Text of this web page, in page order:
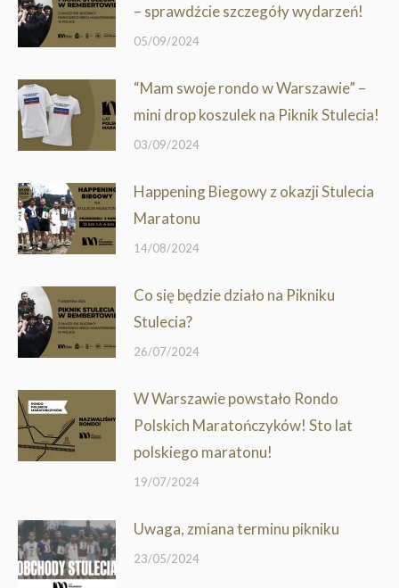
– sprawdźcie szczegóły wydarzeń!
05/09/2024
“Mam swoje rondo w Warszawie” –
mini drop koszulek na Piknik Stulecia!
03/09/2024
Happening Biegowy z okazji Stulecia
Maratonu
14/08/2024
Co się będzie działo na Pikniku
Stulecia?
26/07/2024
W Warszawie powstało Rondo
Polskich Maratończyków! Sto lat
polskiego maratonu!
19/07/2024
Uwaga, zmiana terminu pikniku
23/05/2024